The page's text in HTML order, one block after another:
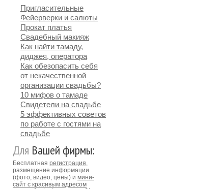
Пригласительные
Фейерверки и салюты
Прокат платья
Свадебный макияж
Как найти тамаду,
диджея, оператора
Как обезопасить себя
от некачественной
организации свадьбы?
10 мифов о тамаде
Свидетели на свадьбе
5 эффективных советов
по работе с гостями на
свадьбе
Для Вашей фирмы:
Бесплатная регистрация,
размещение информации
(фото, видео, цены) и мини-
сайт с красивым адресом